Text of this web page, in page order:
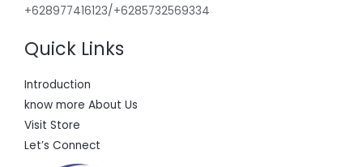
+628977416123/+6285732569334
Quick Links
Introduction
know more About Us
Visit Store
Let’s Connect